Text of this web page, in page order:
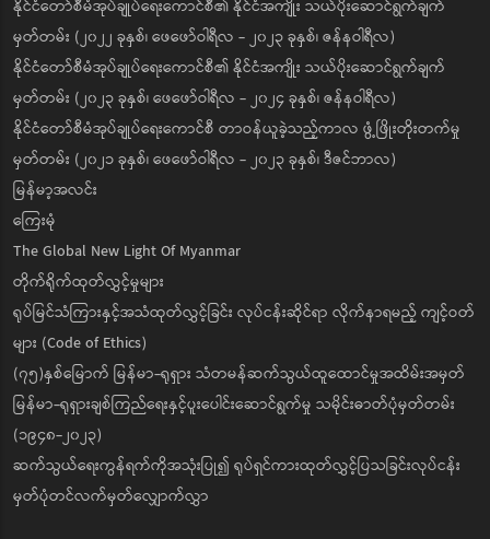
နိုင်ငံတော်စီမံအုပ်ချုပ်ရေးကောင်စီ၏ နိုင်ငံအကျိုး သယ်ပိုးဆောင်ရွက်ချက်
မှတ်တမ်း (၂၀၂၂ ခုနှစ်၊ ဖေဖော်ဝါရီလ - ၂၀၂၃ ခုနှစ်၊ ဇန်နဝါရီလ)
နိုင်ငံတော်စီမံအုပ်ချုပ်ရေးကောင်စီ၏ နိုင်ငံအကျိုး သယ်ပိုးဆောင်ရွက်ချက်
မှတ်တမ်း (၂၀၂၃ ခုနှစ်၊ ဖေဖော်ဝါရီလ - ၂၀၂၄ ခုနှစ်၊ ဇန်နဝါရီလ)
နိုင်ငံတော်စီမံအုပ်ချုပ်ရေးကောင်စီ တာဝန်ယူခဲ့သည့်ကာလ ဖွံ့ဖြိုးတိုးတက်မှု
မှတ်တမ်း (၂၀၂၁ ခုနှစ်၊ ဖေဖော်ဝါရီလ - ၂၀၂၃ ခုနှစ်၊ ဒီဇင်ဘာလ)
မြန်မာ့အလင်း
ကြေးမုံ
The Global New Light Of Myanmar
တိုက်ရိုက်ထုတ်လွှင့်မှုများ
ရုပ်မြင်သံကြားနှင့်အသံထုတ်လွှင့်ခြင်း လုပ်ငန်းဆိုင်ရာ လိုက်နာရမည့် ကျင့်ဝတ်
များ (Code of Ethics)
(၇၅)နှစ်မြောက် မြန်မာ-ရုရှား သံတမန်ဆက်သွယ်ထူထောင်မှုအထိမ်းအမှတ်
မြန်မာ-ရုရှားချစ်ကြည်ရေးနှင့်ပူးပေါင်းဆောင်ရွက်မှု သမိုင်းဓာတ်ပုံမှတ်တမ်း
(၁၉၄၈-၂၀၂၃)
ဆက်သွယ်ရေးကွန်ရက်ကိုအသုံးပြု၍ ရုပ်ရှင်ကားထုတ်လွှင့်ပြသခြင်းလုပ်ငန်း
မှတ်ပုံတင်လက်မှတ်လျှောက်လွှာ